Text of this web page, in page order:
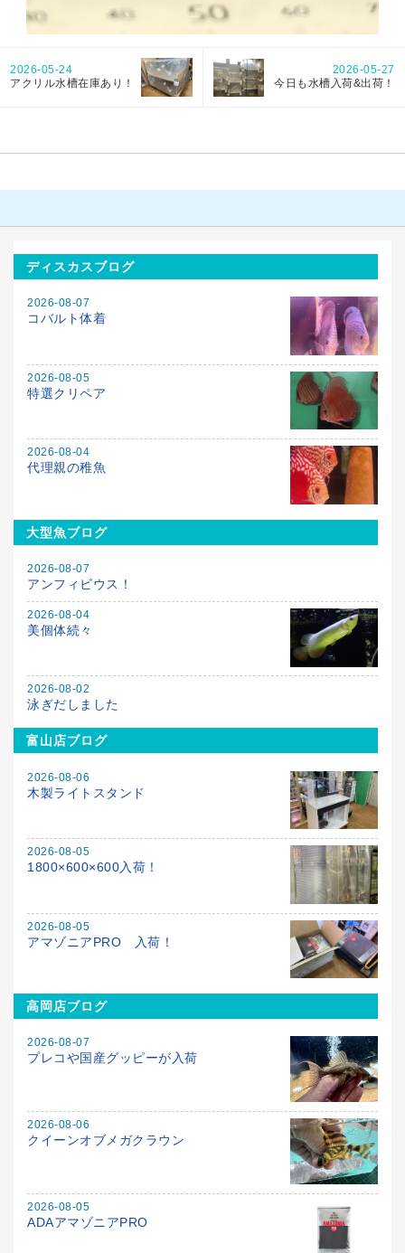
2026-05-24
アクリル水槽在庫あり！
2026-05-27
今日も水槽入荷&出荷！
ディスカスブログ
2026-08-07
コバルト体着
2026-08-05
特選クリペア
2026-08-04
代理親の稚魚
大型魚ブログ
2026-08-07
アンフィビウス！
2026-08-04
美個体続々
2026-08-02
泳ぎだしました
富山店ブログ
2026-08-06
木製ライトスタンド
2026-08-05
1800×600×600入荷！
2026-08-05
アマゾニアPRO 入荷！
高岡店ブログ
2026-08-07
プレコや国産グッピーが入荷
2026-08-06
クイーンオブメガクラウン
2026-08-05
ADAアマゾニアPRO